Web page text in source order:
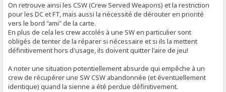
On retrouve ainsi les CSW (Crew Served Weapons) et la restriction
pour les DC et FT, mais aussi la nécessité de dérouter en priorité
vers le bord "ami" de la carte.
En plus de cela les crew accolés à une SW en particulier sont
obligés de tenter de la réparer si nécessaire et si ils la mettent
définitivement hors d'usage, ils doivent quitter l'aire de jeu!
A noter une situation potentiellement absurde qui empêche à un
crew de récupérer une SW CSW abandonnée (et éventuellement
identique) quand la sienne a été perdue définitivement.